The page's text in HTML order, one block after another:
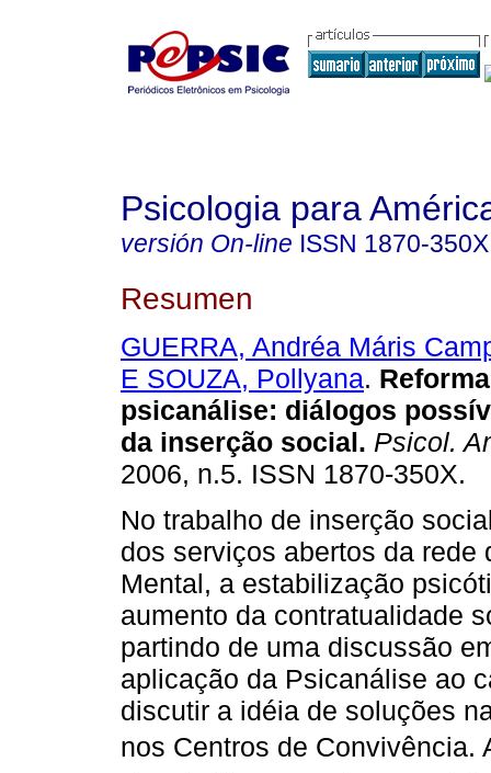
Psicologia para
versión On-line ISSN 1870-350X
Resumen
GUERRA, Andréa Máris
E SOUZA, Pollyana.
psicanálise: diálogos
da inserção social. Psicol.
2006, n.5. ISSN 1870-350X.
No trabalho de inserção
dos serviços abertos da rede
Mental, a estabilização
aumento da contratualidade
partindo de uma discussão
aplicação da Psicanálise ao
discutir a idéia de soluções
nos Centros de Convivência.